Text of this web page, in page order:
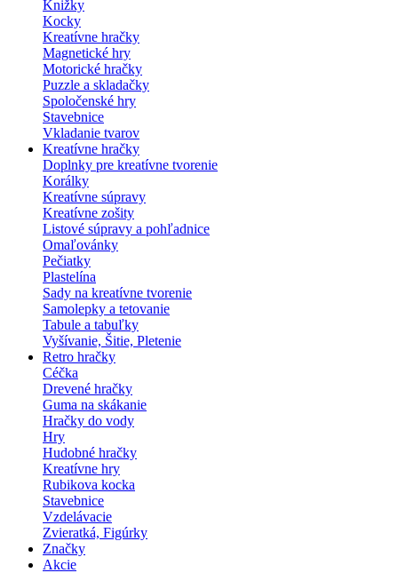
Knižky
Kocky
Kreatívne hračky
Magnetické hry
Motorické hračky
Puzzle a skladačky
Spoločenské hry
Stavebnice
Vkladanie tvarov
Kreatívne hračky
Doplnky pre kreatívne tvorenie
Korálky
Kreatívne súpravy
Kreatívne zošity
Listové súpravy a pohľadnice
Omaľovánky
Pečiatky
Plastelína
Sady na kreatívne tvorenie
Samolepky a tetovanie
Tabule a tabuľky
Vyšívanie, Šitie, Pletenie
Retro hračky
Céčka
Drevené hračky
Guma na skákanie
Hračky do vody
Hry
Hudobné hračky
Kreatívne hry
Rubikova kocka
Stavebnice
Vzdelávacie
Zvieratká, Figúrky
Značky
Akcie